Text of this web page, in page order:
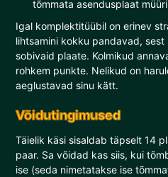
tõmmata asendusplaat
Igal komplektitüübil on erinev
lihtsamini kokku pandavad,
sobivaid plaate. Kolmikud
rohkem punkte. Nelikud on
aeglustavad sinu kätt.
Võidutingimused
Täielik käsi sisaldab täpselt 14
paar. Sa võidad kas siis, kui
ise (seda nimetatakse ise